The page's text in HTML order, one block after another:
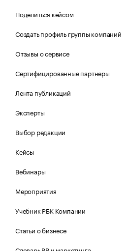
Поделиться кейсом
Создать профиль группы компаний
Отзывы о сервисе
Сертифицированные партнеры
Лента публикаций
Эксперты
Выбор редакции
Кейсы
Вебинары
Мероприятия
Учебник РБК Компании
Статьи о бизнесе